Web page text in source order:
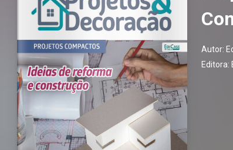
Autor:
Editora: